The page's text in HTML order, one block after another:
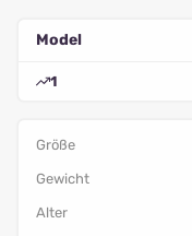
Model
1
Größe
Gewicht
Alter